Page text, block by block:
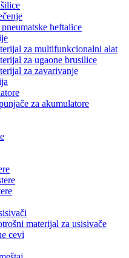
heftalice
za multifunkcionalni alat
za ugaone brusilice
za zavarivanje
za akumulatore
materijal za usisivače
cevi